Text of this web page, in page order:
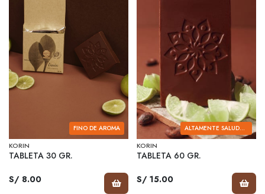
FINO DE AROMA
KORIN
TABLETA 30 GR.
S/ 8.00
ALTAMENTE SALUDABLES
KORIN
TABLETA 60 GR.
S/ 15.00